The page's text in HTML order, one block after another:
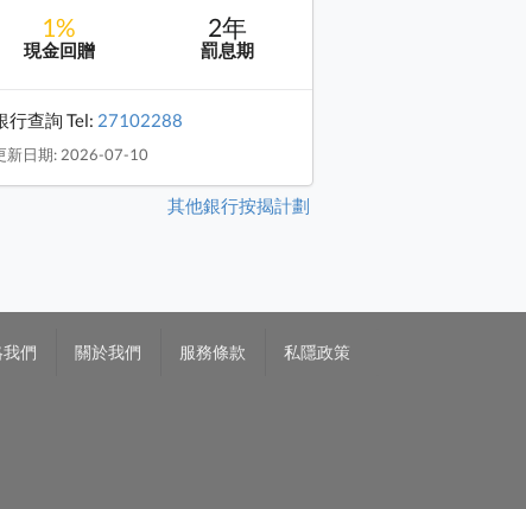
1%
現金回贈
2年
罰息期
行查詢 Tel: 27102288
新日期: 2026-07-10
其他銀行按揭計劃
們 關於我們 服務條款 私隱政策